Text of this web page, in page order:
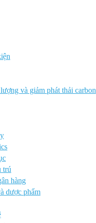
và giảm phát thải carbon
trú
hàng
dược phẩm